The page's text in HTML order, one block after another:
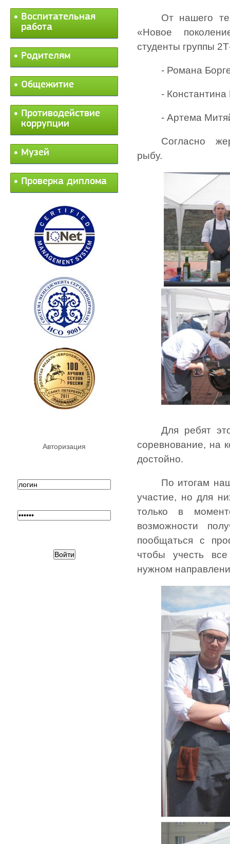
Воспитательная
работа
Родителям
Общежитие
Противодействие
коррупции
Музей
Проверка диплома
Авторизация
От нашего
«Новое
студенты группы
- Романа
-
- Артема
Согласно
рыбу.
Для ребят
соревнование, на
достойно.
По итогам
участие, но для
только в
возможности
пообщаться с
чтобы учесть
нужном